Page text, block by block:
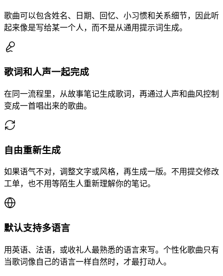
歌曲可以包含姓名、日期、回忆、小习惯和关系细节，因此听
起来像是写给某一个人，而不是从通用提示词生成。
歌词和人声一起完成
在同一流程里，从故事笔记生成歌词，再通过人声和曲风控制
变成一首唱出来的歌曲。
自由重新生成
如果语气不对，调整文字或风格，再生成一版。不用提交修改
工单，也不用等陌生人重新理解你的笔记。
默认支持多语言
用英语、法语，或收礼人最熟悉的语言来写。个性化歌曲只有
当歌词像自己的语言一样自然时，才最打动人。